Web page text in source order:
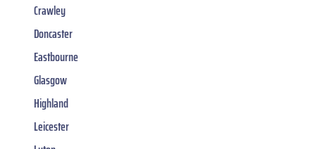
Crawley
Doncaster
Eastbourne
Glasgow
Highland
Leicester